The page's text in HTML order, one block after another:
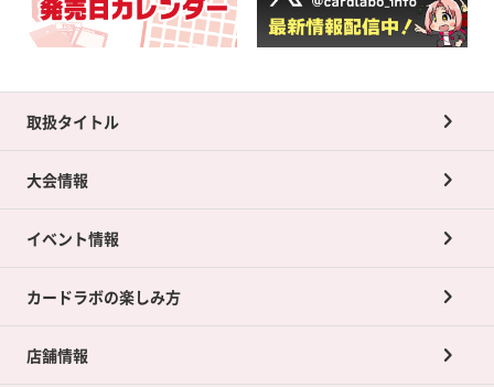
取扱タイトル
大会情報
イベント情報
カードラボの楽しみ方
店舗情報